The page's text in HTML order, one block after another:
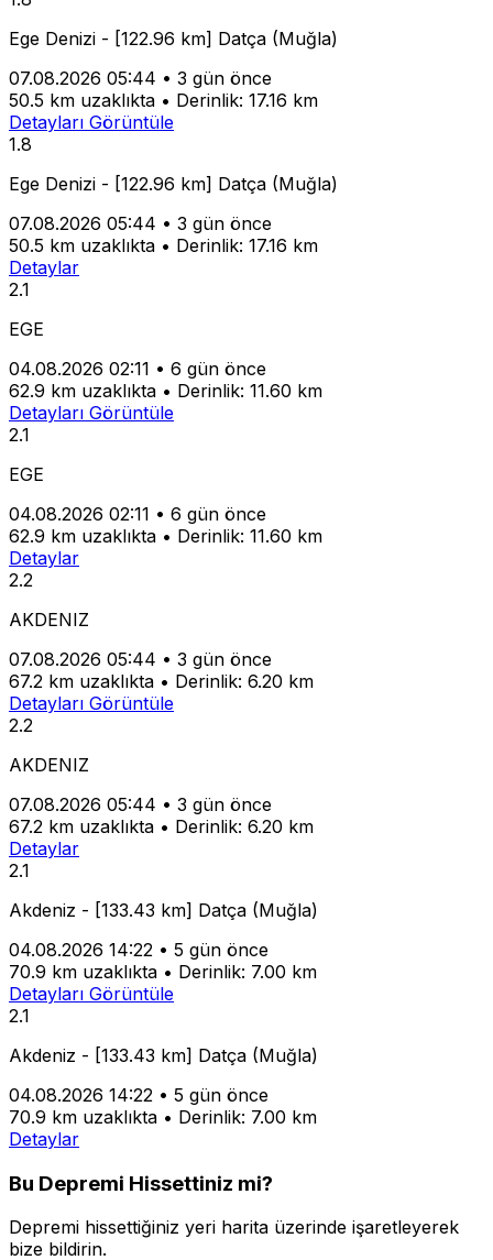
Ege Denizi - [122.96 km] Datça (Muğla)
07.08.2026 05:44 • 3 gün önce
50.5 km uzaklıkta • Derinlik: 17.16 km
Detayları Görüntüle
1.8
Ege Denizi - [122.96 km] Datça (Muğla)
07.08.2026 05:44 • 3 gün önce
50.5 km uzaklıkta • Derinlik: 17.16 km
Detaylar
2.1
EGE
04.08.2026 02:11 • 6 gün önce
62.9 km uzaklıkta • Derinlik: 11.60 km
Detayları Görüntüle
2.1
EGE
04.08.2026 02:11 • 6 gün önce
62.9 km uzaklıkta • Derinlik: 11.60 km
Detaylar
2.2
AKDENIZ
07.08.2026 05:44 • 3 gün önce
67.2 km uzaklıkta • Derinlik: 6.20 km
Detayları Görüntüle
2.2
AKDENIZ
07.08.2026 05:44 • 3 gün önce
67.2 km uzaklıkta • Derinlik: 6.20 km
Detaylar
2.1
Akdeniz - [133.43 km] Datça (Muğla)
04.08.2026 14:22 • 5 gün önce
70.9 km uzaklıkta • Derinlik: 7.00 km
Detayları Görüntüle
2.1
Akdeniz - [133.43 km] Datça (Muğla)
04.08.2026 14:22 • 5 gün önce
70.9 km uzaklıkta • Derinlik: 7.00 km
Detaylar
Bu Depremi Hissettiniz mi?
Depremi hissettiğiniz yeri harita üzerinde işaretleyerek
bize bildirin.